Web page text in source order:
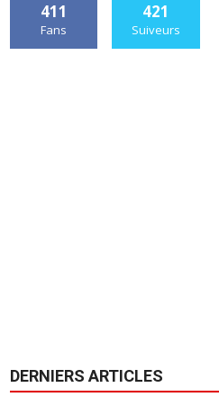
411
Fans
421
Suiveurs
DERNIERS ARTICLES